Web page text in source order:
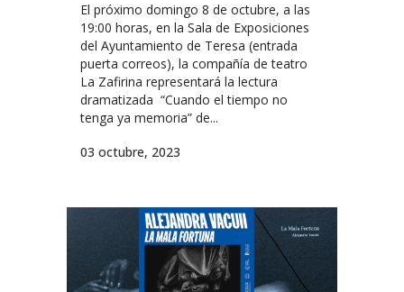
El próximo domingo 8 de octubre, a las
19:00 horas, en la Sala de Exposiciones
del Ayuntamiento de Teresa (entrada
puerta correos), la compañía de teatro
La Zafirina representará la lectura
dramatizada “Cuando el tiempo no
tenga ya memoria” de...
03 octubre, 2023